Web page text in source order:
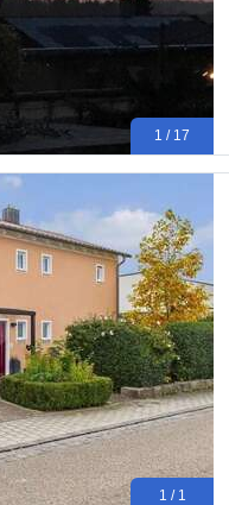
1 / 17
1 / 1